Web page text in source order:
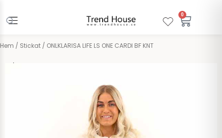
innehåll
0
Hem / Stickat / ONLKLARISA LIFE LS ONE CARDI BF KNT